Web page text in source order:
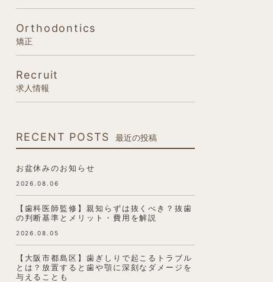
Orthodontics
矯正
Recruit
求人情報
RECENT POSTS 最近の投稿
お盆休みのお知らせ
2026.08.06
【歯科医師監修】親知らずは抜くべき？抜歯
の判断基準とメリット・費用を解説
2026.08.05
【大阪市都島区】歯ぎしりで起こるトラブル
とは？放置すると歯や顎に深刻なダメージを
与えることも